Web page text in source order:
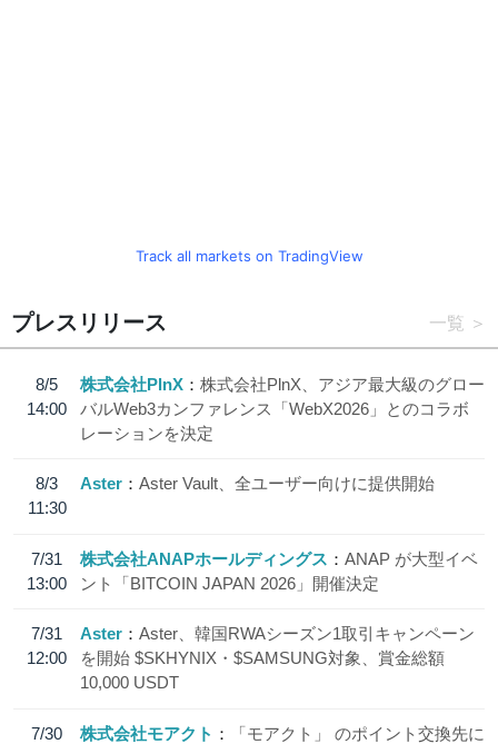
Track all markets on TradingView
プレスリリース 一覧
8/5
14:00
株式会社PlnX
株式会社PlnX、アジア最大級のグロー
バルWeb3カンファレンス「WebX2026」とのコラボ
レーションを決定
8/3
11:30
Aster Aster Vault、全ユーザー向けに提供開始
7/31
13:00
株式会社ANAPホールディングス
ANAP が大型イベ
ント「BITCOIN JAPAN 2026」開催決定
7/31
12:00
Aster
Aster、韓国RWAシーズン1取引キャンペーン
を開始 $SKHYNIX・$SAMSUNG対象、賞金総額
10,000 USDT
7/30
株式会社モアクト
「モアクト」 のポイント交換先に